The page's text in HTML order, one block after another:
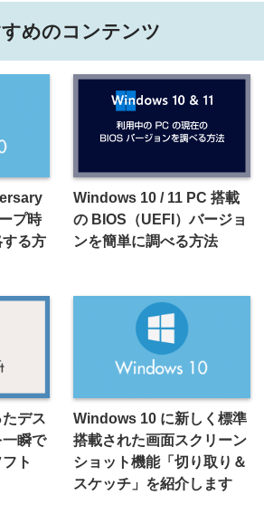
めのコンテンツ
プ時
る方
Windows 10 / 11 PC 搭載
の BIOS（UEFI）バージョ
ンを簡単に調べる方法
デス
瞬で
ト
Windows 10 に新しく標準
搭載された画面スクリーン
ショット機能「切り取り＆
スケッチ」を紹介します